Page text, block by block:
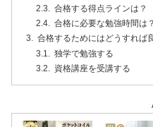
合格する得点ラインは？
合格に必要な勉強時間は？
合格するためにはどうすれば
独学で勉強する
資格講座を受講する